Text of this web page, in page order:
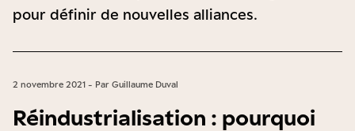
pour définir de nouvelles alliances.
2 novembre 2021 - Par Guillaume Duval
Réindustrialisation : pourquoi